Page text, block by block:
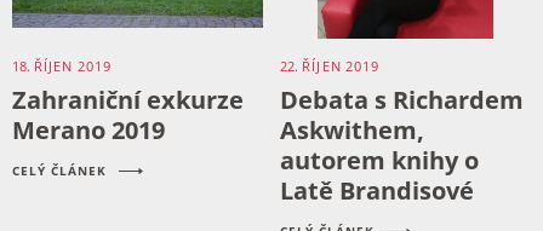
18. ŘÍJEN 2019
Zahraniční exkurze
Merano 2019
CELÝ ČLÁNEK
22. ŘÍJEN 2019
Debata s Richardem
Askwithem,
autorem knihy o
Latě Brandisové